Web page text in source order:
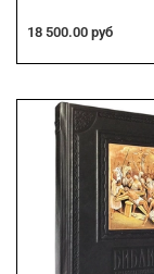
18 500.00 руб